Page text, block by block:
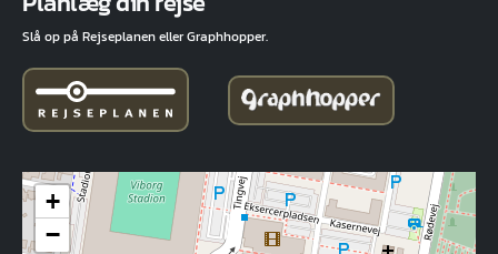
Slå op på Rejseplanen eller Graphhopper.
+
−